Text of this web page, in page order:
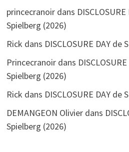
princecranoirdans
Spielberg (2026)
Rick dans DISCLOSURE DAY de
Princecranoirdans
Spielberg (2026)
Rick dans DISCLOSURE DAY de
DEMANGEON Olivierdans
Spielberg (2026)